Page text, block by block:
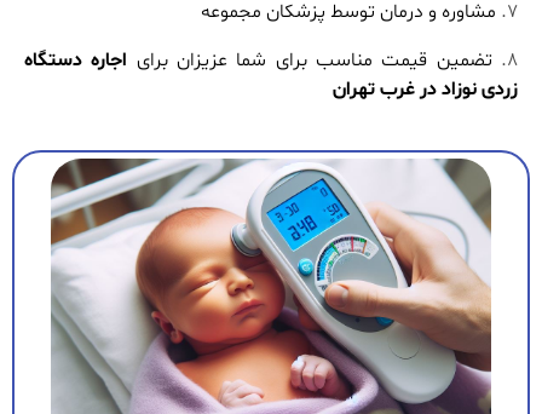
مشاوره و درمان توسط پزشکان مجموعه
تضمین قیمت مناسب برای شما عزیزان برای اجاره دستگاه
زردی نوزاد در غرب تهران